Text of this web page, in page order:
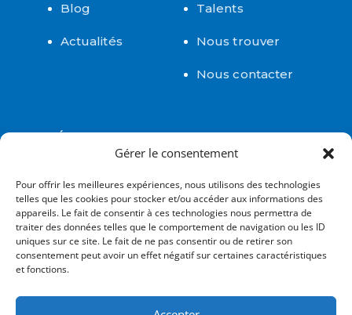
Gérer le consentement
Pour offrir les meilleures expériences, nous utilisons des technologies
telles que les cookies pour stocker et/ou accéder aux informations des
appareils. Le fait de consentir à ces technologies nous permettra de
traiter des données telles que le comportement de navigation ou les ID
uniques sur ce site. Le fait de ne pas consentir ou de retirer son
consentement peut avoir un effet négatif sur certaines caractéristiques
et fonctions.
Blog
Actualités
Talents
Nous trouver
Nous contacter
LÉGAL
Confidentialité
Mentions
légales